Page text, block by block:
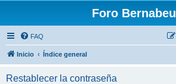
Foro Bernabeu
FAQ
Inicio Índice general
Restablecer la contraseña